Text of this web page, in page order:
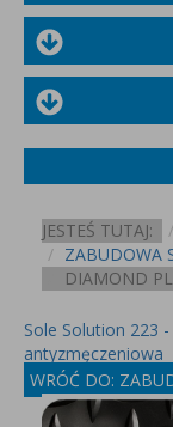
JESTEŚ TUTAJ:
ZABUDOWA
DIAMOND
Sole Solution 223
antyzmęczeniowa
WRÓĆ DO: